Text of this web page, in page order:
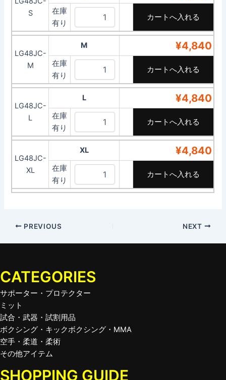
S
在庫
有り
LG48JC-
M
M ¥4,840
在庫
有り
LG48JC-
L
L ¥4,840
在庫
有り
LG48JC-
XL
XL ¥4,840
在庫
有り
PREVIOUS NEXT
CATEGORIES
サポーター・プロテクター
ミット
試合・武器・試割用品
ボクシング・キックボクシング・MMA
空手・柔道・柔術
その他アイテム
SHOPPING GUIDE